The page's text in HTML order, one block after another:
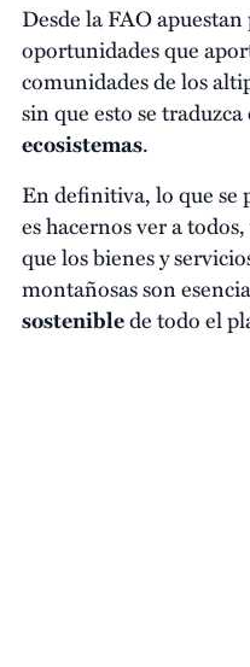
Desde la FAO
oportunidades que
comunidades de los
sin que esto se
ecosistemas.
En definitiva, lo que se
es hacernos ver a
que los bienes y
montañosas son
sosteniblede todo el